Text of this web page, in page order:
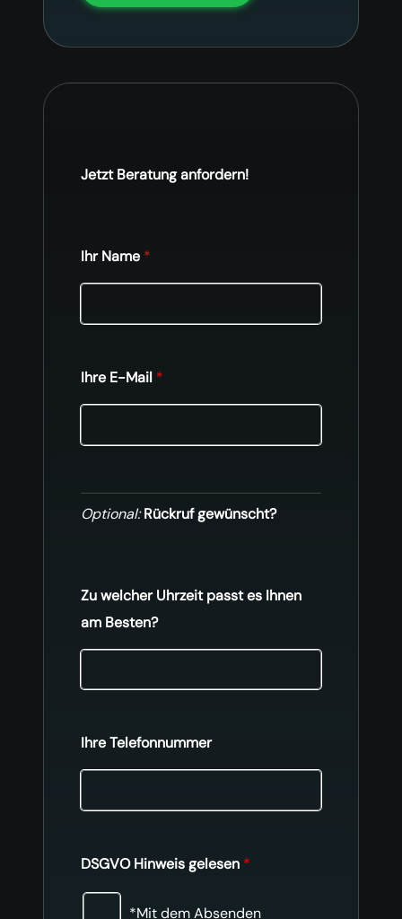
Jetzt Beratung anfordern!
Ihr Name *
Ihre E-Mail *
Optional:Rückruf gewünscht?
Zu welcher Uhrzeit passt es Ihnen
am Besten?
Ihre Telefonnummer
DSGVO Hinweis gelesen *
*Mit dem Absenden